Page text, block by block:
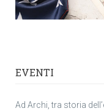
EVENTI
Ad Archi, tra storia